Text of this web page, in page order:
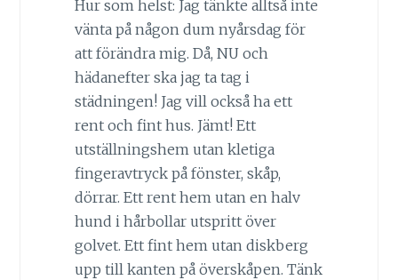
Hur som helst: Jag tänkte alltså inte
vänta på någon dum nyårsdag för
att förändra mig. Då, NU och
hädanefter ska jag ta tag i
städningen! Jag vill också ha ett
rent och fint hus. Jämt! Ett
utställningshem utan kletiga
fingeravtryck på fönster, skåp,
dörrar. Ett rent hem utan en halv
hund i hårbollar utspritt över
golvet. Ett fint hem utan diskberg
upp till kanten på överskåpen. Tänk